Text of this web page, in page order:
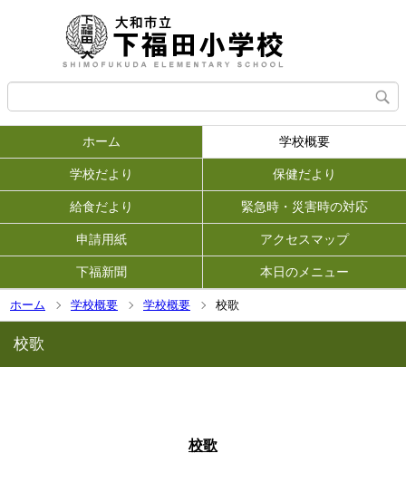
ホーム 学校概要
学校だより 保健だより
給食だより 緊急時・災害時の対応
申請用紙 アクセスマップ
下福新聞 本日のメニュー
ホーム 学校概要 学校概要 校歌
校歌
校歌